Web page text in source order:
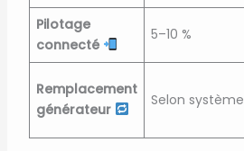
Pilotage
connecté
5–10 %
Remplacement
générateur
Selon système